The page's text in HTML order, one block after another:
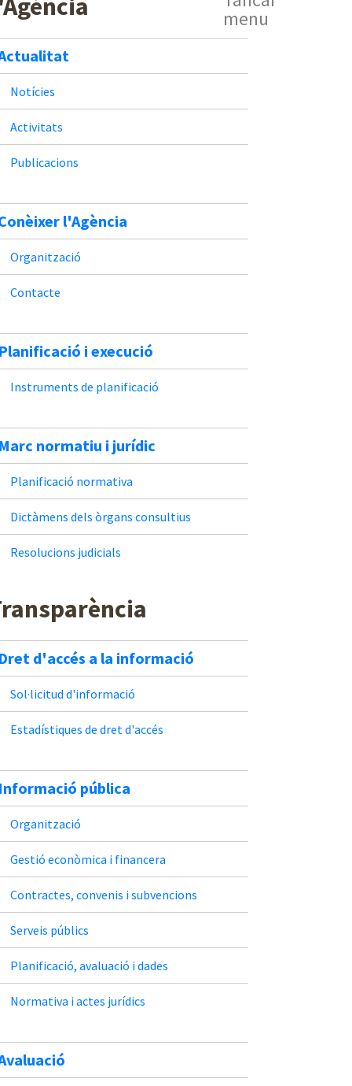
menu
Notícies
Activitats
Publicacions
l'Agència
Organització
Contacte
i execució
Instruments de planificació
normatiu i jurídic
Planificació normativa
Dictàmens dels òrgans consultius
Resolucions judicials
d'accés a la informació
Sol·licitud d'informació
Estadístiques de dret d'accés
pública
Organització
Gestió econòmica i financera
Contractes, convenis i subvencions
Serveis públics
Planificació, avaluació i dades
Normativa i actes jurídics